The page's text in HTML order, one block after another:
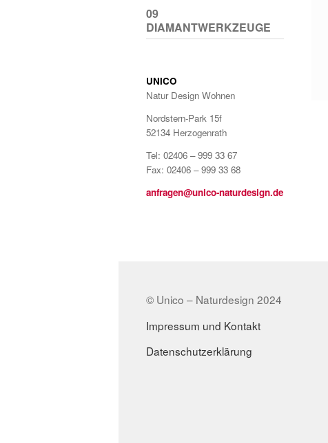
09
DIAMANTWERKZEUGE
UNICO
Natur Design Wohnen
Nordstern-Park 15f
52134 Herzogenrath
Tel: 02406 – 999 33 67
Fax: 02406 – 999 33 68
anfragen@unico-naturdesign.de
© Unico – Naturdesign 2024
Impressum und Kontakt
Datenschutzerklärung